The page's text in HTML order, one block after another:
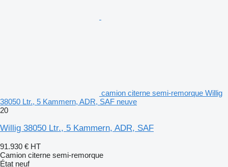
camion citerne semi-remorque Willig
38050 Ltr., 5 Kammern, ADR, SAF neuve
20
Willig 38050 Ltr., 5 Kammern, ADR, SAF
91.930 € HT
Camion citerne semi-remorque
État neuf